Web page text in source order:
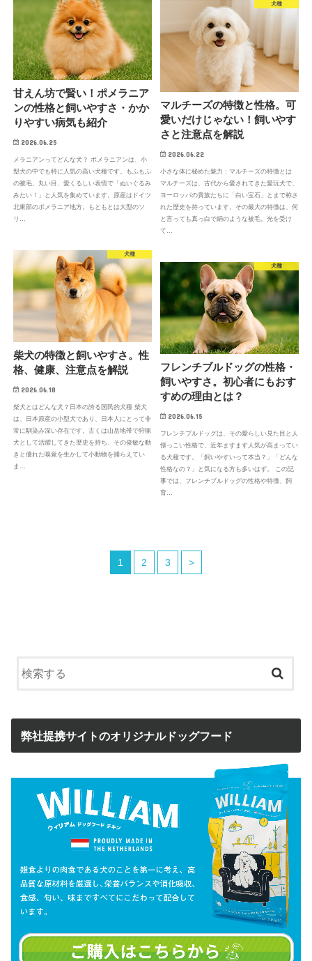
甘えん坊で賢い！ポメラニア
ンの性格と飼いやすさ・かか
りやすい病気も紹介
2026.06.25
メラニアンってどんな犬？ ポメラニアンは、小
型犬の中でも特に人気の高い犬種です。もふもふ
の被毛、丸い目、愛くるしい表情で「ぬいぐるみ
みたい！」と人気を集めています。原産はドイツ
北東部のポメラニア地方。もともとは大型のソ
リ…
犬種
マルチーズの特徴と性格。可
愛いだけじゃない！飼いやす
さと注意点を解説
2026.06.22
小さな体に秘めた魅力：マルチーズの特徴とは
マルチーズは、古代から愛されてきた愛玩犬で、
ヨーロッパの貴族たちに「白い宝石」とまで称さ
れた歴史を持っています。その最大の特徴は、何
と言っても真っ白で絹のような被毛。光を受け
て…
犬種
柴犬の特徴と飼いやすさ。性
格、健康、注意点を解説
2026.06.18
柴犬とはどんな犬？日本の誇る国民的犬種 柴犬
は、日本原産の小型犬であり、日本人にとって非
常に馴染み深い存在です。古くは山岳地帯で狩猟
犬として活躍してきた歴史を持ち、その俊敏な動
きと優れた嗅覚を生かして小動物を捕らえてい
ま…
犬種
フレンチブルドッグの性格・
飼いやすさ。初心者にもおす
すめの理由とは？
2026.06.15
フレンチブルドッグは、その愛らしい見た目と人
懐っこい性格で、近年ますます人気が高まってい
る犬種です。「飼いやすいって本当？」「どんな
性格なの？」と気になる方も多いはず。 この記
事では、フレンチブルドッグの性格や特徴、飼
育…
1 2 3 >
弊社提携サイトのオリジナルドッグフード